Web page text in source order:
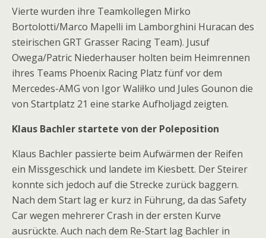
Vierte wurden ihre Teamkollegen Mirko
Bortolotti/Marco Mapelli im Lamborghini Huracan des
steirischen GRT Grasser Racing Team). Jusuf
Owega/Patric Niederhauser holten beim Heimrennen
ihres Teams Phoenix Racing Platz fünf vor dem
Mercedes-AMG von Igor Waliłko und Jules Gounon die
von Startplatz 21 eine starke Aufholjagd zeigten.
Klaus Bachler startete von der Poleposition
Klaus Bachler passierte beim Aufwärmen der Reifen
ein Missgeschick und landete im Kiesbett. Der Steirer
konnte sich jedoch auf die Strecke zurück baggern.
Nach dem Start lag er kurz in Führung, da das Safety
Car wegen mehrerer Crash in der ersten Kurve
ausrückte. Auch nach dem Re-Start lag Bachler in